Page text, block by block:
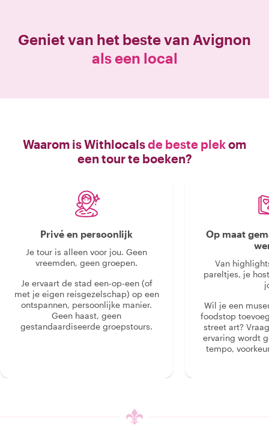
Geniet van het beste van Avignon
als een local
Waarom is Withlocalsde beste plekom
een tour te boeken?
Privé en persoonlijk
Je tour is alleen voor jou. Geen
vreemden, geen groepen.
Je ervaart de stad een-op-een (of
met je eigen reisgezelschap) op een
ontspannen, persoonlijke manier.
Geen haast, geen
gestandaardiseerde groepstours.
Op maat
Van
pareltjes, je
Wil je een
foodstop
street art?
ervaring wordt
tempo,